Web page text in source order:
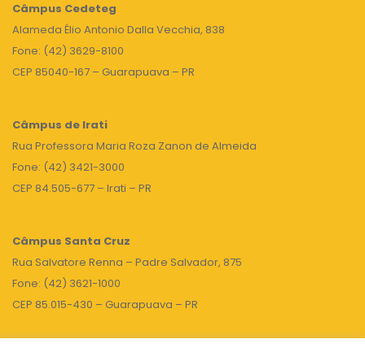
Câmpus Cedeteg
Alameda Élio Antonio Dalla Vecchia, 838
Fone: (42) 3629-8100
CEP 85040-167 – Guarapuava – PR
Câmpus de Irati
Rua Professora Maria Roza Zanon de Almeida
Fone: (42) 3421-3000
CEP 84.505-677 – Irati – PR
Câmpus Santa Cruz
Rua Salvatore Renna – Padre Salvador, 875
Fone: (42) 3621-1000
CEP 85.015-430 – Guarapuava – PR